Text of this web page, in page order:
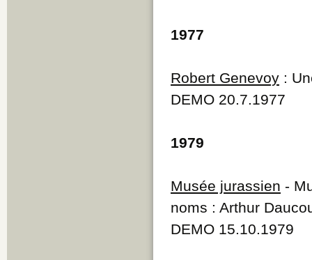
1977
Robert Genevoy :
DEMO 20.7.1977
1979
Musée jurassien -
noms : Arthur
DEMO 15.10.1979